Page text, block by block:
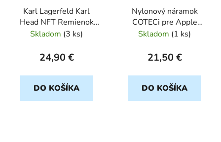
Karl Lagerfeld Karl
Head NFT Remienok
pre Apple Watch
KARL
Skladom (3 ks)
24,90 €
DO KOŠÍKA
Nylonový náramok
COTECi pre Apple
Watch 42/44/45/49mm
Skladom (1 ks)
21,50 €
DO KOŠÍKA